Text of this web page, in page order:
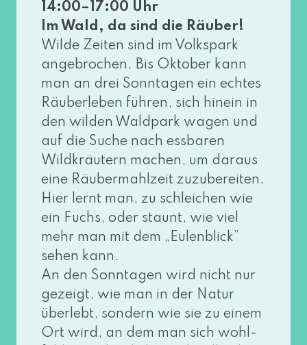
14:00–17:00 Uhr
Im Wald, da sind die Räuber!
Wilde Zeiten sind im Volkspark
ange­bro­chen. Bis Oktober kann
man an drei Sonntagen ein ech­tes
Räuberleben füh­ren, sich hin­ein in
den wil­den Waldpark wagen und
auf die Suche nach ess­ba­ren
Wildkräutern machen, um dar­aus
eine Räubermahlzeit zuzu­be­rei­ten.
Hier lernt man, zu schlei­chen wie
ein Fuchs, oder staunt, wie viel
mehr man mit dem „Eulenblick”
sehen kann.
An den Sonntagen wird nicht nur
gezeigt, wie man in der Natur
über­lebt, son­dern wie sie zu einem
Ort wird, an dem man sich wohl­